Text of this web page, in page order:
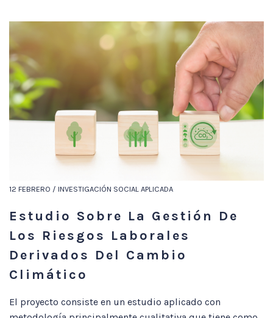
12 FEBRERO / INVESTIGACIÓN SOCIAL APLICADA
Estudio Sobre La Gestión De
Los Riesgos Laborales
Derivados Del Cambio
Climático
El proyecto consiste en un estudio aplicado con